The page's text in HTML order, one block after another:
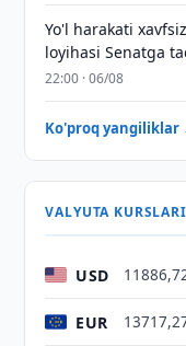
Yo'l harakati
loyihasi Senatga
22:00 · 06/08
Ko'proq yangiliklar
VALYUTA
USD
EUR